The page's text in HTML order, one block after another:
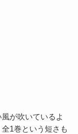
が吹いているよ
1巻という短さも